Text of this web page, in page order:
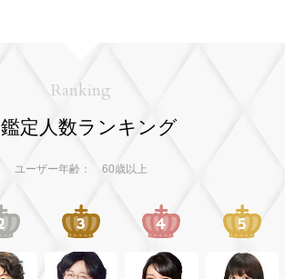
Ranking
鑑定人数ランキング
ユーザー年齢： 60歳以上